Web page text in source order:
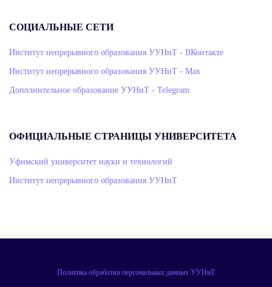
СОЦИАЛЬНЫЕ СЕТИ
Институт непрерывного образования УУНиТ - ВКонтакте
Институт непрерывного образования УУНиТ - Max
Дополнительное образование УУНиТ - Telegram
ОФИЦИАЛЬНЫЕ СТРАНИЦЫ УНИВЕРСИТЕТА
Уфимский университет науки и технологий
Институт непрерывного образования УУНиТ
Политика обработки персональных данных УУНиТ